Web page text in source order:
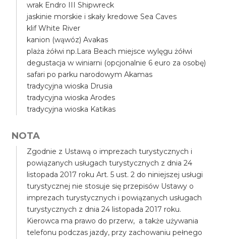
wrak Endro III Shipwreck
jaskinie morskie i skały kredowe Sea Caves
klif White River
kanion (wąwóz) Avakas
plaża żółwi np.Lara Beach miejsce wylęgu żółwi
degustacja w winiarni (opcjonalnie 6 euro za osobę)
safari po parku narodowym Akamas
tradycyjna wioska Drusia
tradycyjna wioska Arodes
tradycyjna wioska Katikas
NOTA
Zgodnie z Ustawą o imprezach turystycznych i
powiązanych usługach turystycznych z dnia 24
listopada 2017 roku Art. 5 ust. 2 do niniejszej usługi
turystycznej nie stosuje się przepisów Ustawy o
imprezach turystycznych i powiązanych usługach
turystycznych z dnia 24 listopada 2017 roku.
Kierowca ma prawo do przerw, a także używania
telefonu podczas jazdy, przy zachowaniu pełnego